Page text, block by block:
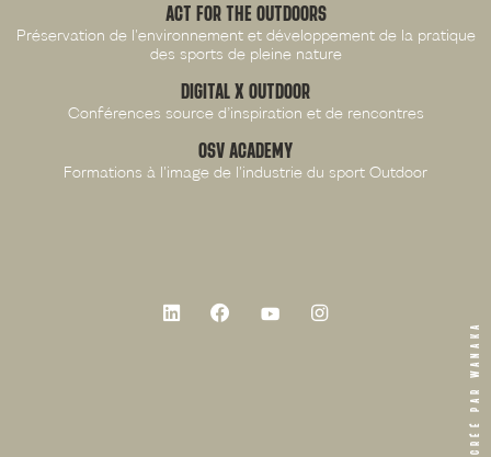
ACT FOR THE OUTDOORS
Préservation de l'environnement et développement de la pratique
des sports de pleine nature
DIGITAL X OUTDOOR
Conférences source d’inspiration et de rencontres
OSV ACADEMY
Formations à l'image de l'industrie du sport Outdoor
CRÉÉ PAR WANAKA